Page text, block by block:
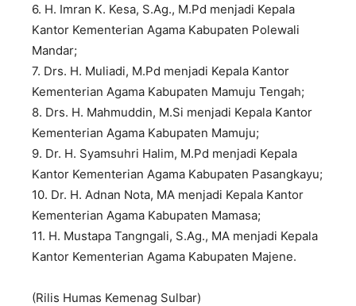
6. H. Imran K. Kesa, S.Ag., M.Pd menjadi Kepala
Kantor Kementerian Agama Kabupaten Polewali
Mandar;
7. Drs. H. Muliadi, M.Pd menjadi Kepala Kantor
Kementerian Agama Kabupaten Mamuju Tengah;
8. Drs. H. Mahmuddin, M.Si menjadi Kepala Kantor
Kementerian Agama Kabupaten Mamuju;
9. Dr. H. Syamsuhri Halim, M.Pd menjadi Kepala
Kantor Kementerian Agama Kabupaten Pasangkayu;
10. Dr. H. Adnan Nota, MA menjadi Kepala Kantor
Kementerian Agama Kabupaten Mamasa;
11. H. Mustapa Tangngali, S.Ag., MA menjadi Kepala
Kantor Kementerian Agama Kabupaten Majene.
(Rilis Humas Kemenag Sulbar)